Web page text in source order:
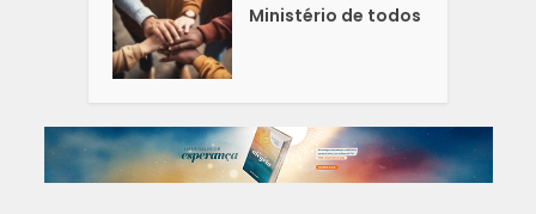
Ministério de todos